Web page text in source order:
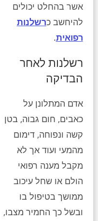
אשר בהחלט יכולים
להיחשב כרשלנות
רפואית.
רשלנות לאחר
הבדיקה
אדם המתלונן על
כאבים, חום גבוה, בטן
קשה ונפוחה, דימום
מהמעי ועוד אך לא
מקבל מענה רפואי
הולם או שחל עיכוב
ממושך בטיפול בו
ובשל כך החמיר מצבו,